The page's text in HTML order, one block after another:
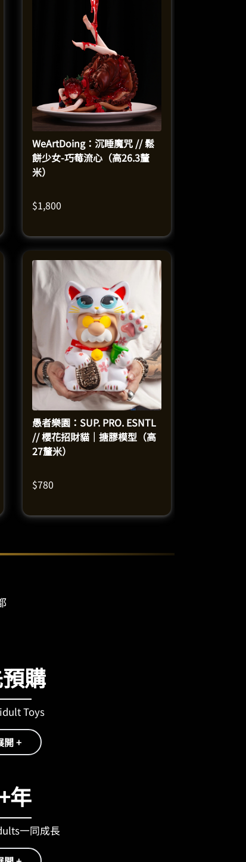
WeArtDoing：沉睡魔咒 // 鬆
餅少女-巧莓流心（高26.3釐
米）
$1,800
愚者樂園：SUP. PRO. ESNTL
// 櫻花招財貓｜搪膠模型（高
27釐米）
$780
購
Toys
開 +
年
一同成長